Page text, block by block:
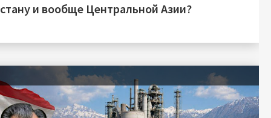
и вообще Центральной Азии?